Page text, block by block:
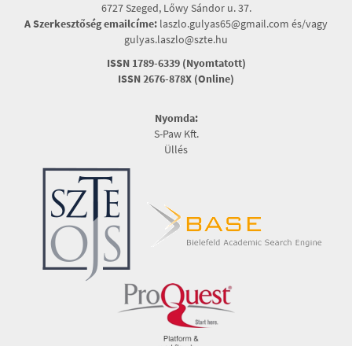
6727 Szeged, Lőwy Sándor u. 37.
A Szerkesztőség emailcíme: laszlo.gulyas65@gmail.com és/vagy
gulyas.laszlo@szte.hu
ISSN 1789-6339 (Nyomtatott)
ISSN 2676-878X (Online)
Nyomda:
S-Paw Kft.
Üllés